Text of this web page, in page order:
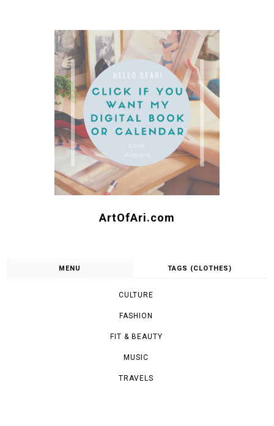
ArtOfAri.com
MENU TAGS (CLOTHES)
CULTURE
FASHION
FIT & BEAUTY
MUSIC
TRAVELS